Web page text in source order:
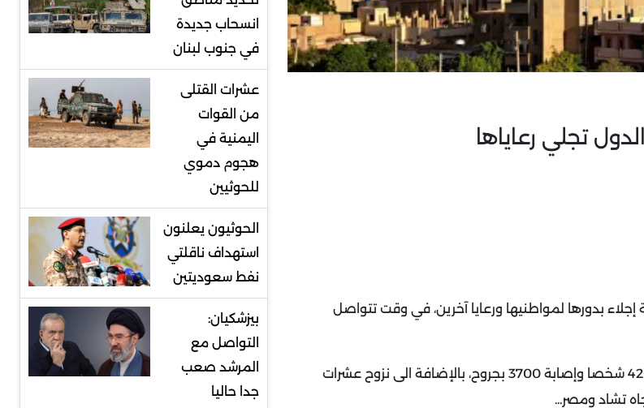
تجلي رعاياها
إجلاء بدورها لمواطنيها ورعايا آخرين، في وقت تتواصل
وخلفت المعارك الشرسة الجارية في السودان منذ 15 أبريل، مقتل أكثر من 420 شخصا وإصابة 3700 بجروح، بالإضافة الى نزوح عشرات
تشاد ومصر...
انسحاب جديدة
في جنوب لبنان
عشرات القتلى
من القوات
اليمنية في
هجوم دموي
للحوثيين
الحوثيون يعلنون
استهداف ناقلتي
نفط سعوديتين
بيزشكيان:
التواصل مع
المرشد صعب
جدا حاليا